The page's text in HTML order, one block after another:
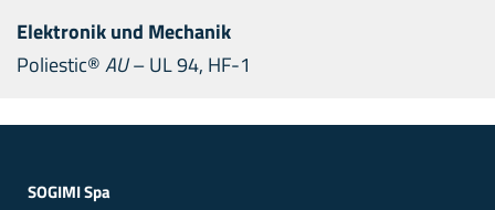
Elektronik und Mechanik
Poliestic®AU– UL 94, HF-1
SOGIMI Spa